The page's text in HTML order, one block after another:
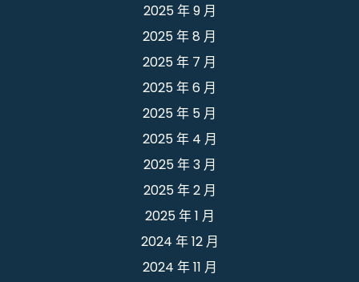
2025 年 9 月
2025 年 8 月
2025 年 7 月
2025 年 6 月
2025 年 5 月
2025 年 4 月
2025 年 3 月
2025 年 2 月
2025 年 1 月
2024 年 12 月
2024 年 11 月